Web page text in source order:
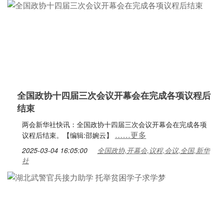
全国政协十四届三次会议开幕会在完成各项议程后
结束
两会新华社快讯：全国政协十四届三次会议开幕会在完成各项
议程后结束。【编辑:邵婉云】 ……更多
2025-03-04 16:05:00
全国政协,开幕会,议程,会议,全国,新华
社